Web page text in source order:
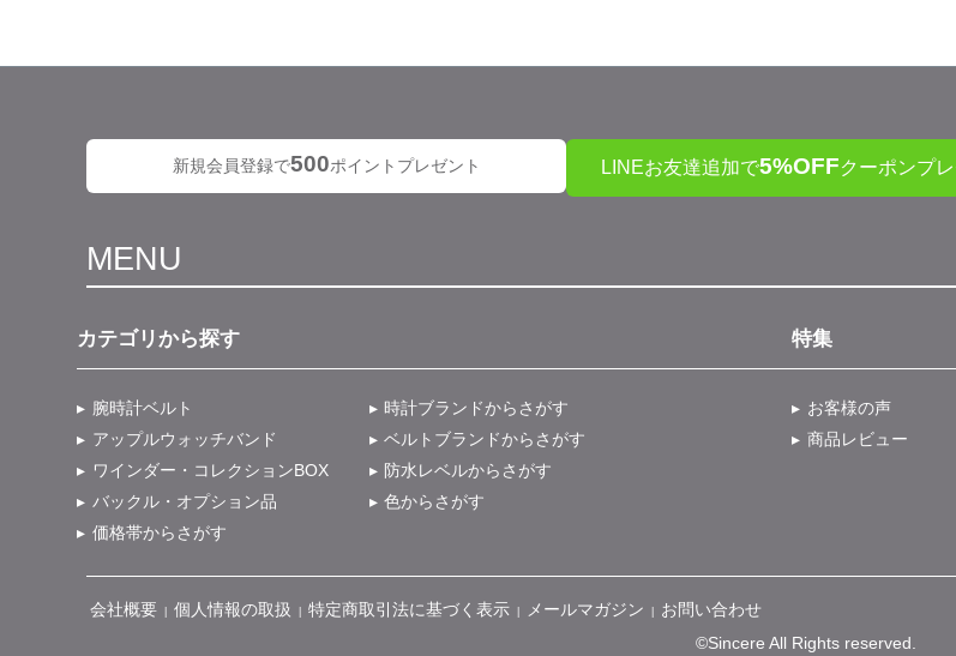
新規会員登録で500ポイントプレゼント LINEお友達追加で5%OFFクーポンプ
MENU
カテゴリから探す
腕時計ベルト
時計ブランドからさがす
アップルウォッチバンド
ベルトブランドからさがす
ワインダー・コレクションBOX
防水レベルからさがす
バックル・オプション品
色からさがす
価格帯からさがす
特集
お客様の声
商品レビュー
会社概要 個人情報の取扱 特定商取引法に基づく表示 メールマガジン
お問い合わせ
©Sincere All Rights reserved.